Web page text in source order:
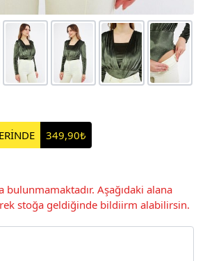
349,90₺
bulunmamaktadır. Aşağıdaki alana
stoğa geldiğinde bildiirm alabilirsin.